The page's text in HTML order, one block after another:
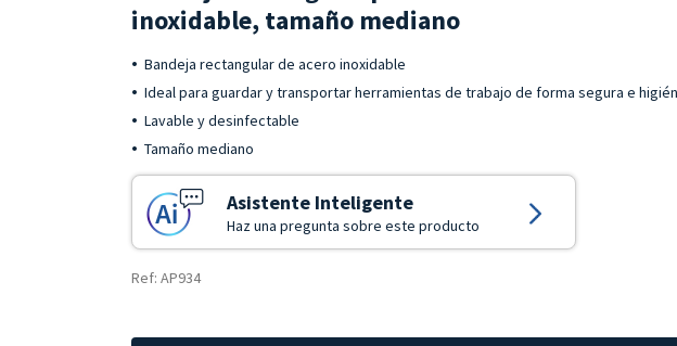
inoxidable, tamaño mediano
Bandeja rectangular de acero inoxidable
Ideal para guardar y transportar herramientas de trabajo de forma segura e
Lavable y desinfectable
Tamaño mediano
Asistente Inteligente
Haz una pregunta sobre este producto
Ref: AP934